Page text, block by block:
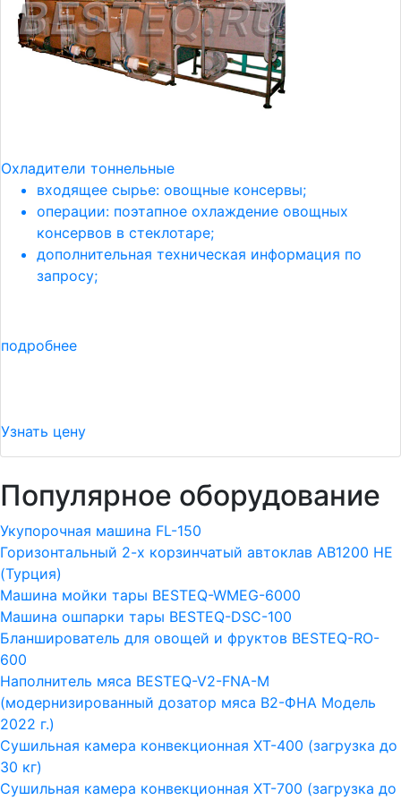
Охладители тоннельные
входящее сырье: овощные консервы;
операции: поэтапное охлаждение овощных
консервов в стеклотаре;
дополнительная техническая информация по
запросу;
подробнее
Узнать цену
Популярное оборудование
Укупорочная машина FL-150
Горизонтальный 2-х корзинчатый автоклав АВ1200 HE
(Турция)
Машина мойки тары BESTEQ-WMEG-6000
Машина ошпарки тары BESTEQ-DSC-100
Бланширователь для овощей и фруктов BESTEQ-RO-
600
Наполнитель мяса BESTEQ-V2-FNA-M
(модернизированный дозатор мяса В2-ФНА Модель
2022 г.)
Сушильная камера конвекционная ХТ-400 (загрузка до
30 кг)
Сушильная камера конвекционная ХТ-700 (загрузка до